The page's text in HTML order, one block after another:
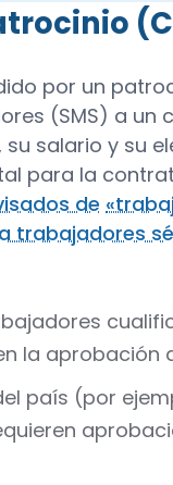
por un
(SMS) a un
salario y su
para la
de
trabajadores
la aprobación
país (por